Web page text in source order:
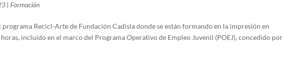
| Formación
Recicl-Arte de Fundación Cadisla donde se están formando en la impresión en
incluido en el marco del Programa Operativo de Empleo Juvenil (POEJ), concedido por